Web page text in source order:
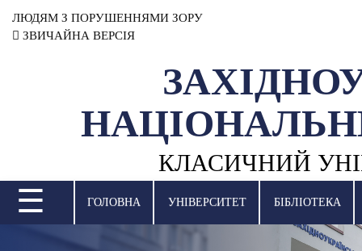
ЛЮДЯМ З ПОРУШЕННЯМИ ЗОРУ
ЗВИЧАЙНА ВЕРСІЯ
КЛАСИЧНИЙ
НАУКОВА ДІЯЛЬНІСТЬ
МІЖНАРОДНА ДІЯЛЬНІСТЬ
ВСТУПНА КАМПАНІЯ
☰ ГОЛОВНА УНІВЕРСИТЕТ БІБЛІОТЕКА